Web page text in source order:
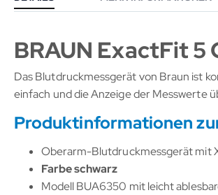
BRAUN ExactFit 5
Das Blutdruckmessgerät von Braun ist
einfach und die Anzeige der Messwerte
Produktinformationen
Oberarm-Blutdruckmessgerät mit
Farbe schwarz
Modell BUA6350 mit leicht